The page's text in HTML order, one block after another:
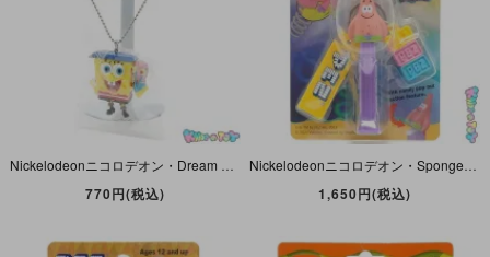
770円(税込) 1,650円(税込)